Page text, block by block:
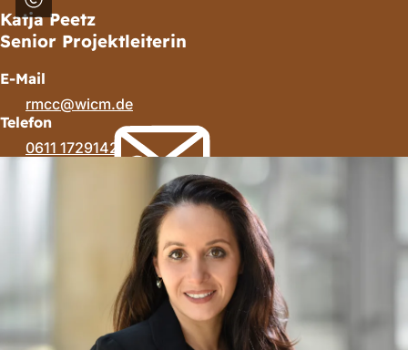
Katja Peetz
Senior Projektleiterin
E-Mail
rmcc
wicm de
Telefon
0611 1729142